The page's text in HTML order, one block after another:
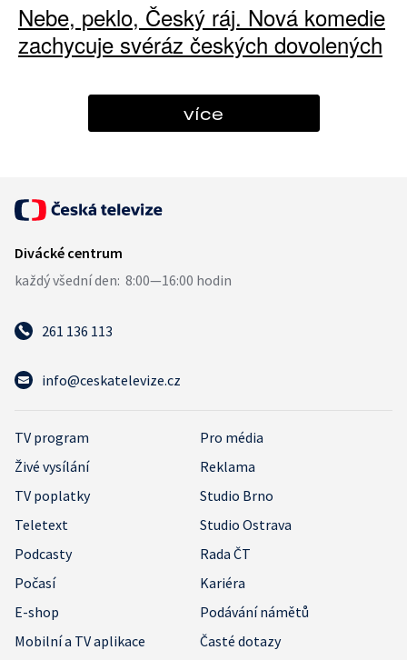
Nebe, peklo, Český ráj. Nová komedie
zachycuje svéráz českých dovolených
více
261 136 113
info@ceskatelevize.cz
TV program
Pro média
Živé vysílání
Reklama
TV poplatky
Studio Brno
Teletext
Studio Ostrava
Podcasty
Rada ČT
Počasí
Kariéra
E-shop
Podávání námětů
Mobilní a TV aplikace
Časté dotazy